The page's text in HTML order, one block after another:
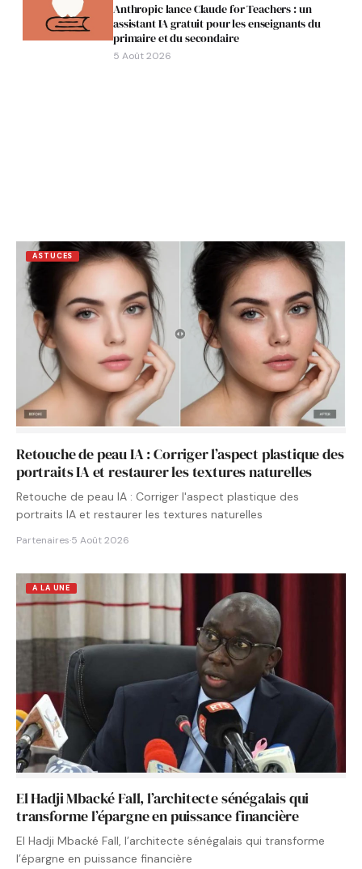
Anthropic lance Claude for Teachers : un
assistant IA gratuit pour les enseignants du
primaire et du secondaire
5 Août 2026
ASTUCES
Retouche de peau IA : Corriger l’aspect plastique des
portraits IA et restaurer les textures naturelles
Retouche de peau IA : Corriger l'aspect plastique des
portraits IA et restaurer les textures naturelles
Partenaires·5 Août 2026
A LA UNE
El Hadji Mbacké Fall, l’architecte sénégalais qui
transforme l’épargne en puissance financière
El Hadji Mbacké Fall, l’architecte sénégalais qui transforme
l’épargne en puissance financière